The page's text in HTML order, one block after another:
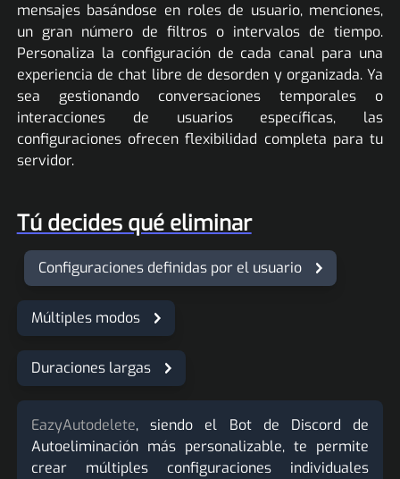
mensajes basándose en roles de usuario, menciones,
un gran número de filtros o intervalos de tiempo.
Personaliza la configuración de cada canal para una
experiencia de chat libre de desorden y organizada. Ya
sea gestionando conversaciones temporales o
interacciones de usuarios específicas, las
configuraciones ofrecen flexibilidad completa para tu
servidor.
Tú decides qué eliminar
Configuraciones definidas por el usuario
Múltiples modos
Duraciones largas
EazyAutodelete, siendo el Bot de Discord de
Autoeliminación más personalizable, te permite
crear múltiples configuraciones individuales